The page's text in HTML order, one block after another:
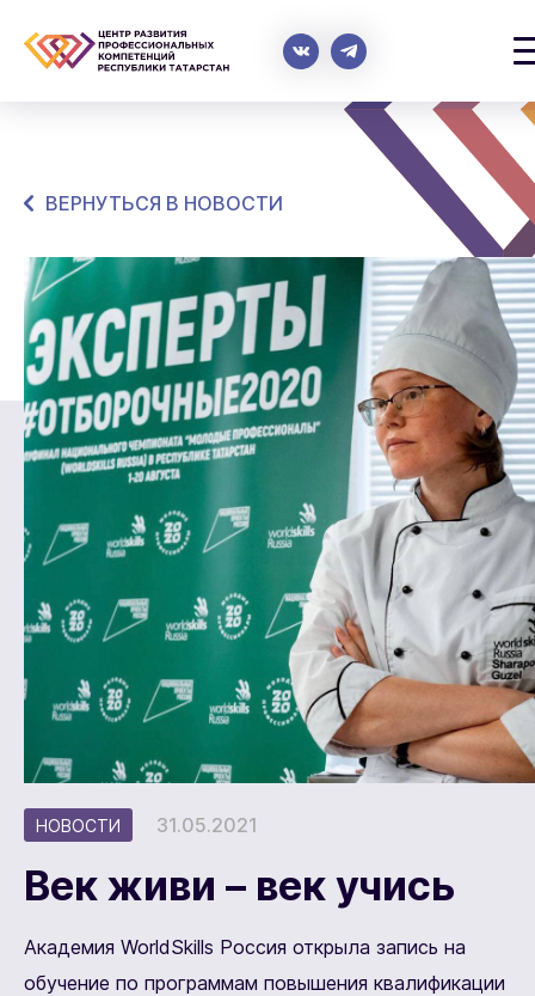
ВЕРНУТЬСЯ В НОВОСТИ
НОВОСТИ 31.05.2021
Век живи – век учись
Академия WorldSkills Россия открыла запись на
обучение по программам повышения квалификации